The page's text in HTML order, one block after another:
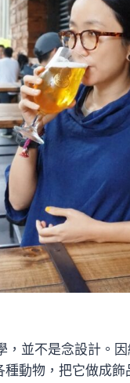
，並不是念設計。
動物，把它做成